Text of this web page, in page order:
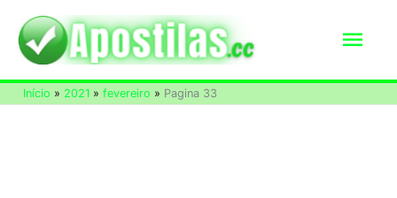
para
conteúdo
Início 2021 fevereiro Pagina 33